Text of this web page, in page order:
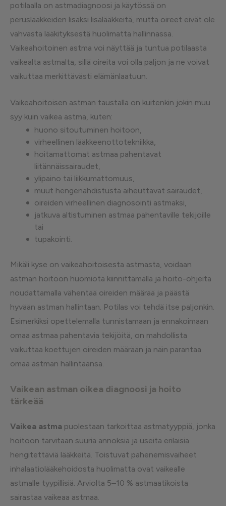
potilaalla on astmadiagnoosi ja käytössä on
peruslääkkeiden lisäksi lisälääkkeitä, mutta oireet eivät ole
vahvasta lääkityksestä huolimatta hallinnassa.
Vaikeahoitoinen astma voi näyttää ja tuntua potilaasta
vaikealta astmalta, sillä oireita voi olla paljon ja ne voivat
vaikuttaa merkittävästi elämänlaatuun.
Vaikeahoitoisen astman taustalla on kuitenkin jokin muu
syy kuin vaikea astma, kuten:
huono sitoutuminen hoitoon,
virheellinen lääkkeenottotekniikka,
hoitamattomat astmaa pahentavat
liitännäissairaudet,
ylipaino tai liikkumattomuus,
muut hengenahdistusta aiheuttavat sairaudet,
oireiden virheellinen diagnosointi astmaksi,
jatkuva altistuminen astmaa pahentaville tekijöille
tai
tupakointi.
Mikäli kyse on vaikeahoitoisesta astmasta, voidaan
astman hoitoon huomiota kiinnittämällä ja hoito-ohjeita
noudattamalla vähentää oireiden määrää ja päästä
hyvään astman hallintaan. Potilas voi tehdä itse paljonkin.
Esimerkiksi opettelemalla tunnistamaan ja ennakoimaan
omaa astmaa pahentavia tekijöitä, on mahdollista
vaikuttaa koettujen oireiden määrään ja näin parantaa
omaa astman hallintaansa.
Vaikean astman oikea diagnoosi ja hoito
tärkeää
Vaikea astma puolestaan tarkoittaa astmatyyppiä, jonka
hoitoon tarvitaan suuria annoksia ja useita erilaisia
hengitettäviä lääkkeitä. Toistuvat pahenemisvaiheet
inhalaatiolääkehoidosta huolimatta ovat vaikealle
astmalle tyypillisiä. Arviolta 5–10 % astmaatikoista
sairastaa vaikeaa astmaa.